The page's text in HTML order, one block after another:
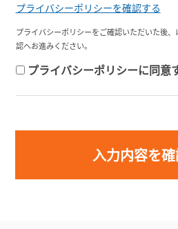
プライバシーポリシーを確認する
プライバシーポリシーをご確認いただいた後
認へお進みください。
プライバシーポリシーに同意
入力内容を